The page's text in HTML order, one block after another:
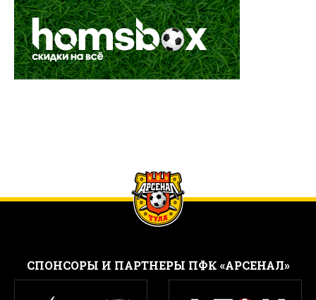
CПОНСОРЫ И ПАРТНЕРЫ ПФК «АРСЕНАЛ»